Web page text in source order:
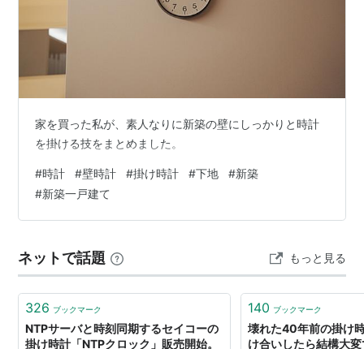
家を買った私が、素人なりに新築の壁にしっかりと時計
を掛ける技をまとめました。
#時計 #壁時計 #掛け時計 #下地 #新築
#新築一戸建て
ネットで話題 もっと見る
326 ブックマーク
NTPサーバと時刻同期するセイコーの
掛け時計「NTPクロック」販売開始。
140 ブックマーク
壊れた40年前の掛け
け合いしたら結構大